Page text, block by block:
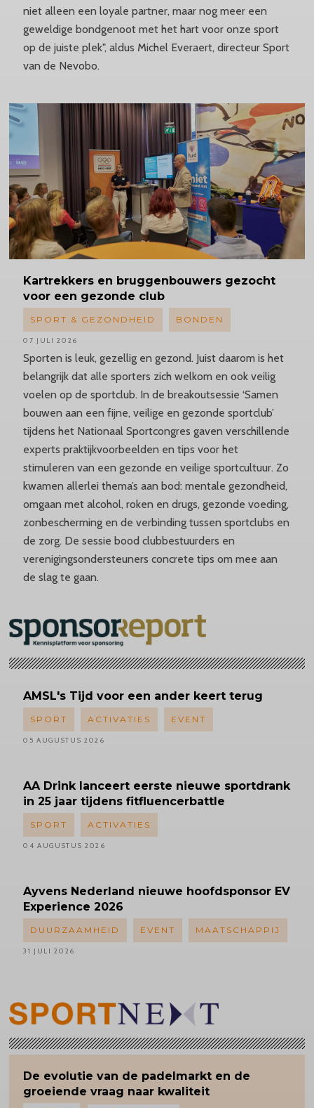
niet alleen een loyale partner, maar nog meer een
geweldige bondgenoot met het hart voor onze sport
op de juiste plek", aldus Michel Everaert, directeur Sport
van de Nevobo.
Kartrekkers en bruggenbouwers gezocht
voor een gezonde club
Sporten is leuk, gezellig en gezond. Juist daarom is het
belangrijk dat alle sporters zich welkom en ook veilig
voelen op de sportclub. In de breakoutsessie ‘Samen
bouwen aan een fijne, veilige en gezonde sportclub’
tijdens het Nationaal Sportcongres gaven verschillende
experts praktijkvoorbeelden en tips voor het
stimuleren van een gezonde en veilige sportcultuur. Zo
kwamen allerlei thema’s aan bod: mentale gezondheid,
omgaan met alcohol, roken en drugs, gezonde voeding,
zonbescherming en de verbinding tussen sportclubs en
de zorg. De sessie bood clubbestuurders en
verenigingsondersteuners concrete tips om mee aan
de slag te gaan.
SPORT & GEZONDHEID BONDEN
07 JULI 2026
AMSL's Tijd voor een ander keert terug
SPORT ACTIVATIES EVENT
05 AUGUSTUS 2026
AA Drink lanceert eerste nieuwe sportdrank
in 25 jaar tijdens fitfluencerbattle
SPORT ACTIVATIES
04 AUGUSTUS 2026
Ayvens Nederland nieuwe hoofdsponsor EV
Experience 2026
DUURZAAMHEID EVENT MAATSCHAPPIJ
31 JULI 2026
De evolutie van de padelmarkt en de
groeiende vraag naar kwaliteit